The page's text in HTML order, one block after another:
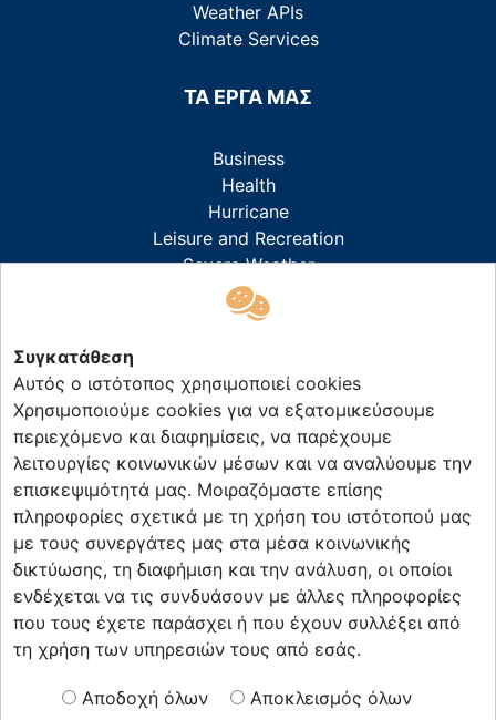
Weather APIs
Climate Services
ΤΑ ΕΡΓΑ ΜΑΣ
Business
Health
Hurricane
Leisure and Recreation
Severe Weather
ΣΧΕΤΙΚΑ ΜΕ ΕΜΑΣ
About ForecastWeather
Digital Advertising
Careers
Press
Terms & Conditions
ΕΠΙΚΟΙΝΩΝΙΑ
info@forecastweather.gr
News Letter
ΑΚΟΛΟΥΘΗΣΤΕ ΜΑΣ
Συγκατάθεση
Αυτός ο ιστότοπος χρησιμοποιεί cookies
Χρησιμοποιούμε cookies για να εξατομικεύσουμε
περιεχόμενο και διαφημίσεις, να παρέχουμε
λειτουργίες κοινωνικών μέσων και να αναλύουμε την
επισκεψιμότητά μας. Μοιραζόμαστε επίσης
πληροφορίες σχετικά με τη χρήση του ιστότοπού μας
με τους συνεργάτες μας στα μέσα κοινωνικής
δικτύωσης, τη διαφήμιση και την ανάλυση, οι οποίοι
ενδέχεται να τις συνδυάσουν με άλλες πληροφορίες
που τους έχετε παράσχει ή που έχουν συλλέξει από
τη χρήση των υπηρεσιών τους από εσάς.
Αποδοχή όλων Αποκλεισμός όλων